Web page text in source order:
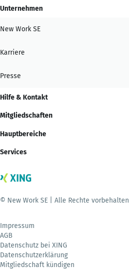
Unternehmen
New Work SE
Karriere
Presse
Hilfe & Kontakt
Mitgliedschaften
Hauptbereiche
Services
© New Work SE | Alle Rechte vorbehalten
Impressum
AGB
Datenschutz bei XING
Datenschutzerklärung
Mitgliedschaft kündigen